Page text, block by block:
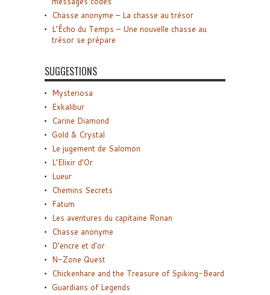
Chasse anonyme – La chasse au trésor
L’Écho du Temps – Une nouvelle chasse au
trésor se prépare
SUGGESTIONS
Mysteriosa
Exkalibur
Carine Diamond
Gold & Crystal
Le jugement de Salomon
L’Elixir d’Or
Lueur
Chemins Secrets
Fatum
Les aventures du capitaine Ronan
Chasse anonyme
D’encre et d’or
N-Zone Quest
Chickenhare and the Treasure of Spiking-Beard
Guardians of Legends